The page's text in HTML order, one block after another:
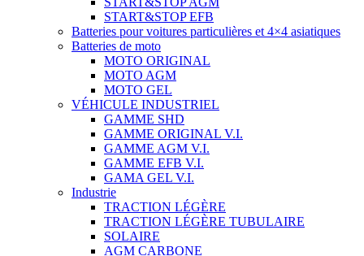
START&STOP EFB
Batteries pour voitures particulières et 4×4 asiatiques
Batteries de moto
MOTO ORIGINAL
MOTO AGM
MOTO GEL
VÉHICULE INDUSTRIEL
GAMME SHD
GAMME ORIGINAL V.I.
GAMME AGM V.I.
GAMME EFB V.I.
GAMA GEL V.I.
Industrie
TRACTION LÉGÈRE
TRACTION LÉGÈRE TUBULAIRE
SOLAIRE
AGM CARBONE